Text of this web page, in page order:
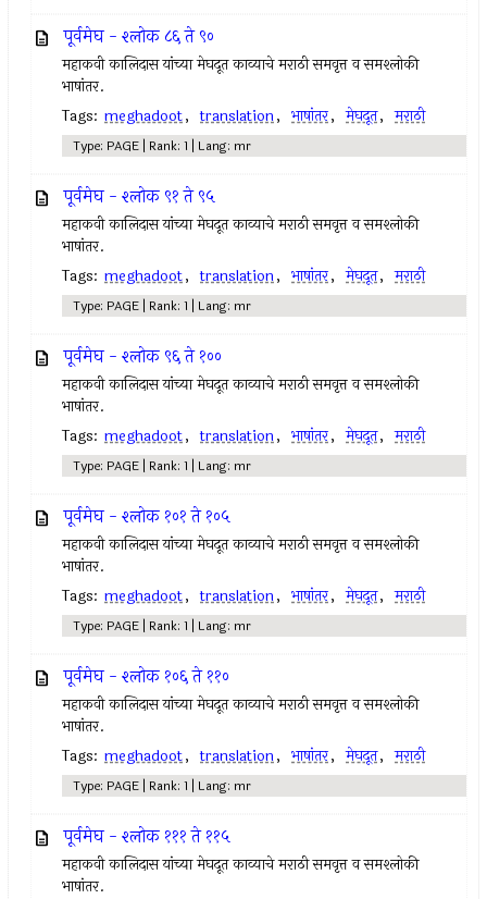
पूर्वमेघ - श्लोक ८६ ते ९०
महाकवी कालिदास यांच्या मेघदूत काव्याचे मराठी समवृत्त व समश्लोकी
भाषांतर.
Tags: meghadoot, translation, भाषांतर, मेघदूत, मराठी
Type: PAGE | Rank: 1 | Lang: mr
पूर्वमेघ - श्लोक ९१ ते ९५
महाकवी कालिदास यांच्या मेघदूत काव्याचे मराठी समवृत्त व समश्लोकी
भाषांतर.
Tags: meghadoot, translation, भाषांतर, मेघदूत, मराठी
Type: PAGE | Rank: 1 | Lang: mr
पूर्वमेघ - श्लोक ९६ ते १००
महाकवी कालिदास यांच्या मेघदूत काव्याचे मराठी समवृत्त व समश्लोकी
भाषांतर.
Tags: meghadoot, translation, भाषांतर, मेघदूत, मराठी
Type: PAGE | Rank: 1 | Lang: mr
पूर्वमेघ - श्लोक १०१ ते १०५
महाकवी कालिदास यांच्या मेघदूत काव्याचे मराठी समवृत्त व समश्लोकी
भाषांतर.
Tags: meghadoot, translation, भाषांतर, मेघदूत, मराठी
Type: PAGE | Rank: 1 | Lang: mr
पूर्वमेघ - श्लोक १०६ ते ११०
महाकवी कालिदास यांच्या मेघदूत काव्याचे मराठी समवृत्त व समश्लोकी
भाषांतर.
Tags: meghadoot, translation, भाषांतर, मेघदूत, मराठी
Type: PAGE | Rank: 1 | Lang: mr
पूर्वमेघ - श्लोक १११ ते ११५
महाकवी कालिदास यांच्या मेघदूत काव्याचे मराठी समवृत्त व समश्लोकी
भाषांतर.